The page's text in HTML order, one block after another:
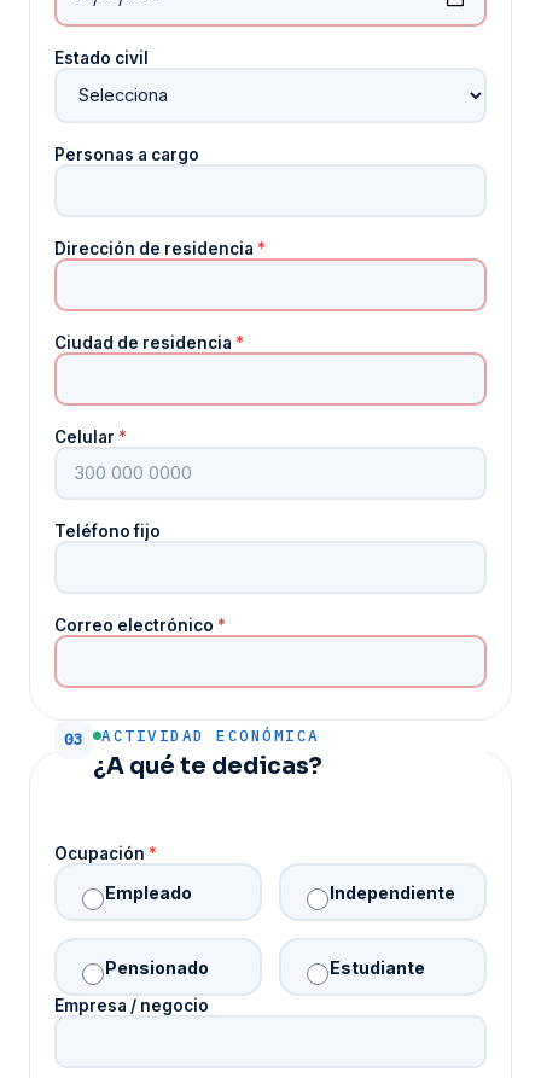
Estado civil
Personas a cargo
Dirección de residencia *
Ciudad de residencia *
Celular *
Teléfono fijo
Correo electrónico *
03 ACTIVIDAD ECONÓMICA
¿A qué te dedicas?
Ocupación *
Empleado Independiente
Pensionado Estudiante
Empresa / negocio